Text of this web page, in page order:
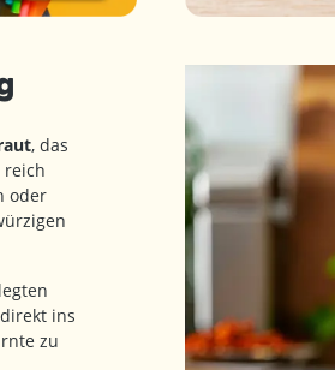
, das
reich
oder
ins
zu